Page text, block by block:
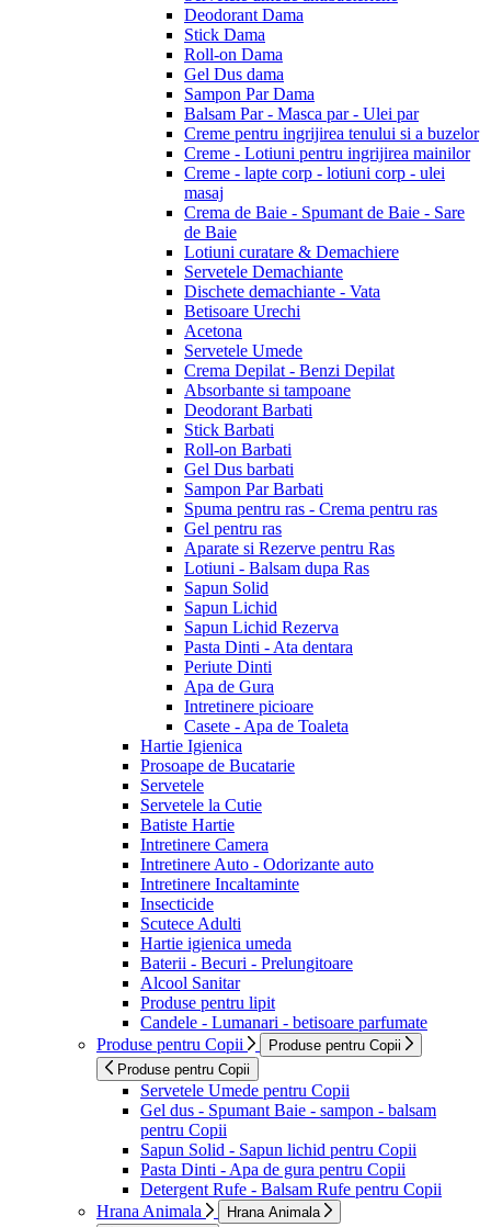
Deodorant Dama
Stick Dama
Roll-on Dama
Gel Dus dama
Sampon Par Dama
Balsam Par - Masca par - Ulei par
Creme pentru ingrijirea tenului si a buzelor
Creme - Lotiuni pentru ingrijirea mainilor
Creme - lapte corp - lotiuni corp - ulei
masaj
Crema de Baie - Spumant de Baie - Sare
de Baie
Lotiuni curatare & Demachiere
Servetele Demachiante
Dischete demachiante - Vata
Betisoare Urechi
Acetona
Servetele Umede
Crema Depilat - Benzi Depilat
Absorbante si tampoane
Deodorant Barbati
Stick Barbati
Roll-on Barbati
Gel Dus barbati
Sampon Par Barbati
Spuma pentru ras - Crema pentru ras
Gel pentru ras
Aparate si Rezerve pentru Ras
Lotiuni - Balsam dupa Ras
Sapun Solid
Sapun Lichid
Sapun Lichid Rezerva
Pasta Dinti - Ata dentara
Periute Dinti
Apa de Gura
Intretinere picioare
Casete - Apa de Toaleta
Hartie Igienica
Prosoape de Bucatarie
Servetele
Servetele la Cutie
Batiste Hartie
Intretinere Camera
Intretinere Auto - Odorizante auto
Intretinere Incaltaminte
Insecticide
Scutece Adulti
Hartie igienica umeda
Baterii - Becuri - Prelungitoare
Alcool Sanitar
Produse pentru lipit
Candele - Lumanari - betisoare parfumate
Produse pentru Copii
Produse pentru Copii
Produse pentru Copii
Servetele Umede pentru Copii
Gel dus - Spumant Baie - sampon - balsam
pentru Copii
Sapun Solid - Sapun lichid pentru Copii
Pasta Dinti - Apa de gura pentru Copii
Detergent Rufe - Balsam Rufe pentru Copii
Hrana Animala
Hrana Animala